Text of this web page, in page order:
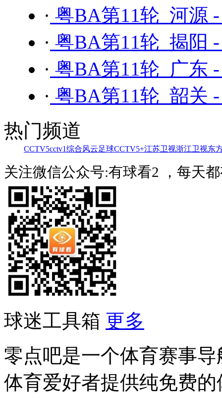
· 粤BA第11轮 河源
· 粤BA第11轮 揭阳
· 粤BA第11轮 广东
· 粤BA第11轮 韶关
热门频道
CCTV5cctv1综合风云足球CCTV5+江苏卫视浙江卫视东
关注微信公众号:有球看2 ，每天
球迷工具箱 更多
零点吧是一个体育赛事
体育爱好者提供纯免费